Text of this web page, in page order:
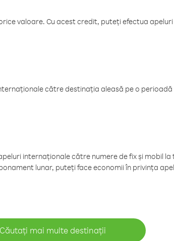
valoare. Cu acest credit, puteți efectua
către destinația aleasă pe o perioadă
internaționale către numere de fix și mobil
lunar, puteți face economii în privința
Căutați mai multe destinații